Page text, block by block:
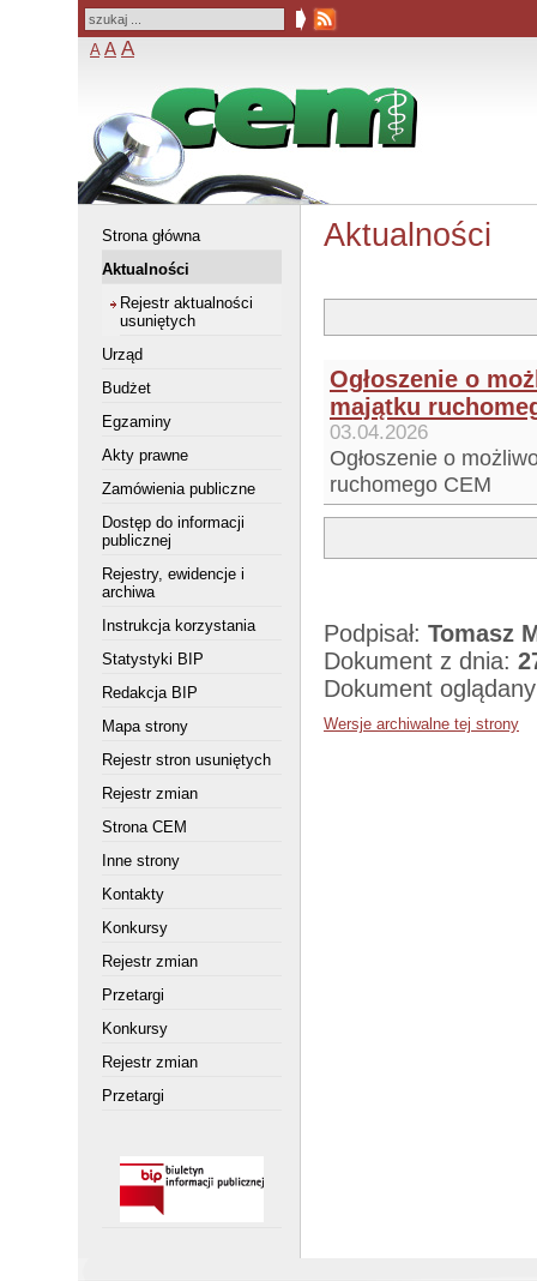
A A A
Strona główna
Aktualności
Rejestr aktualności
usuniętych
Urząd
Budżet
Egzaminy
Akty prawne
Zamówienia publiczne
Dostęp do informacji
publicznej
Rejestry, ewidencje i
archiwa
Instrukcja korzystania
Statystyki BIP
Redakcja BIP
Mapa strony
Rejestr stron usuniętych
Rejestr zmian
Strona CEM
Inne strony
Kontakty
Konkursy
Rejestr zmian
Przetargi
Konkursy
Rejestr zmian
Przetargi
Aktualności
Ogłoszenie o
majątku
03.04.2026
Ogłoszenie o
ruchomego CEM
Podpisał: Tomasz
Dokument z dnia:
Dokument
Wersje archiwalne tej strony